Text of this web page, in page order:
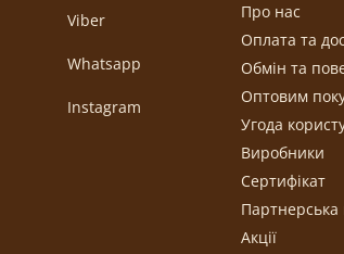
Viber
Whatsapp
Instagram
Про нас
Оплата та
Обмін та
Оптовим
Угода
Виробники
Сертифікат
Акції